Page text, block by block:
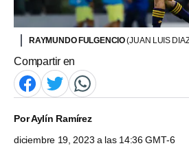
RAYMUNDO FULGENCIO(JUAN LUIS
Compartir en
PorAylín Ramírez
diciembre 19, 2023 a las 14:36 GMT-6